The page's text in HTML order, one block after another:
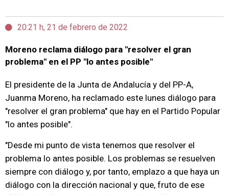
20:21 h, 21 de febrero de 2022
Moreno reclama diálogo para "resolver el gran
problema" en el PP "lo antes posible"
El presidente de la Junta de Andalucía y del PP-A,
Juanma Moreno, ha reclamado este lunes diálogo para
"resolver el gran problema" que hay en el Partido Popular
"lo antes posible".
"Desde mi punto de vista tenemos que resolver el
problema lo antes posible. Los problemas se resuelven
siempre con diálogo y, por tanto, emplazo a que haya un
diálogo con la dirección nacional y que, fruto de ese